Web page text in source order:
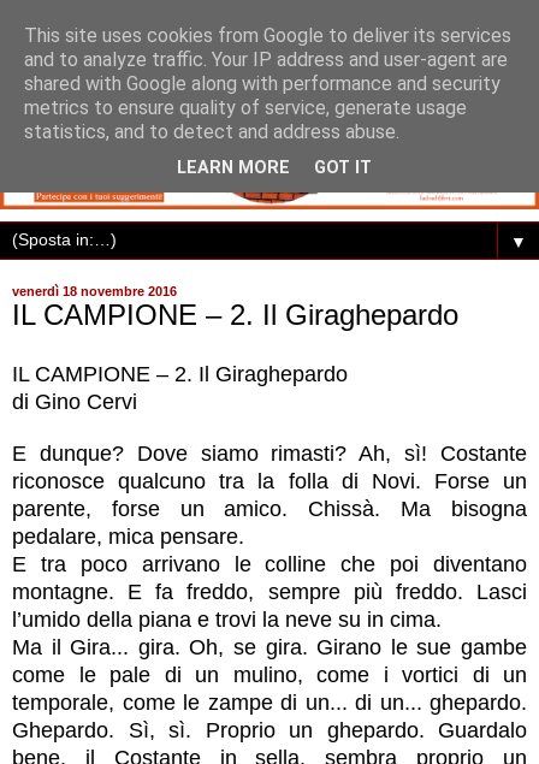
▼
venerdì 18 novembre 2016
IL CAMPIONE – 2. Il Giraghepardo
IL CAMPIONE – 2. Il Giraghepardo
di Gino Cervi
E dunque? Dove siamo rimasti? Ah, sì! Costante
riconosce qualcuno tra la folla di Novi. Forse un
parente, forse un amico. Chissà. Ma bisogna
pedalare, mica pensare.
E tra poco arrivano le colline che poi diventano
montagne. E fa freddo, sempre più freddo. Lasci
l’umido della piana e trovi la neve su in cima.
Ma il Gira... gira. Oh, se gira. Girano le sue gambe
come le pale di un mulino, come i vortici di un
temporale, come le zampe di un... di un... ghepardo.
Ghepardo. Sì, sì. Proprio un ghepardo. Guardalo
bene, il Costante in sella, sembra proprio un
This site uses cookies from Google to deliver its services
and to analyze traffic. Your IP address and user-agent are
shared with Google along with performance and security
metrics to ensure quality of service, generate usage
statistics, and to detect and address abuse.
LEARN MORE GOT IT